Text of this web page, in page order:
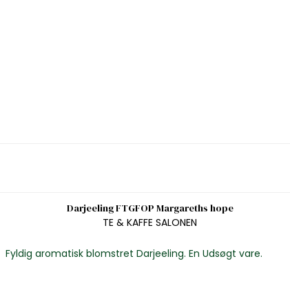
Darjeeling FTGFOP Margareths hope
TE & KAFFE SALONEN
Fyldig aromatisk blomstret Darjeeling. En Udsøgt vare.